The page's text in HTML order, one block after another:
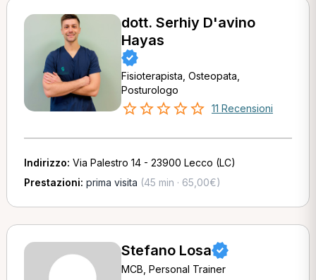
dott. Serhiy D'avino
Hayas
Fisioterapista, Osteopata,
Posturologo
11 Recensioni
Indirizzo: Via Palestro 14 - 23900 Lecco (LC)
Prestazioni: prima visita (45 min · 65,00€)
Stefano Losa
MCB, Personal Trainer